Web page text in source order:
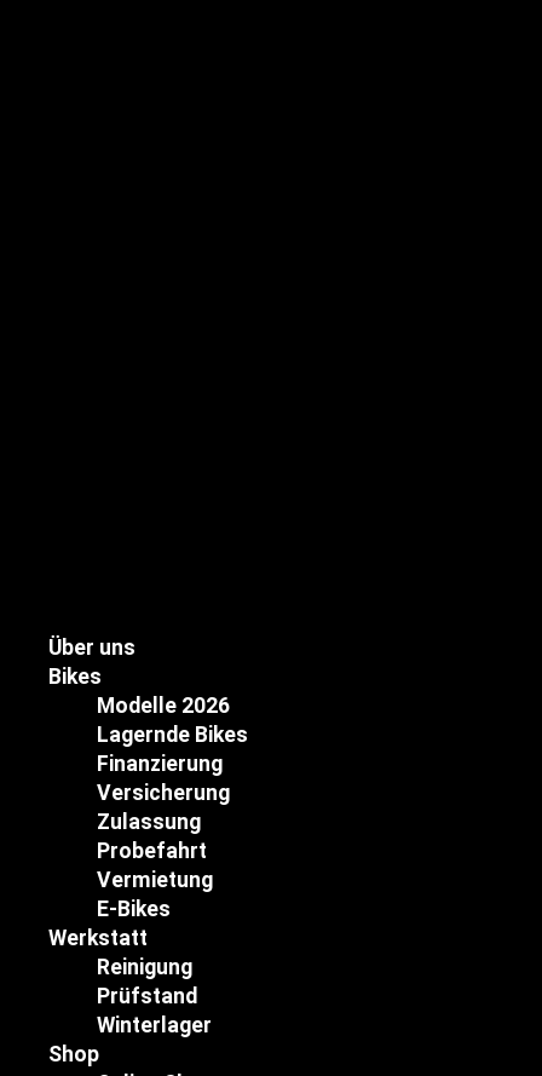
Über uns
Bikes
Modelle 2026
Lagernde Bikes
Finanzierung
Versicherung
Zulassung
Probefahrt
Vermietung
E-Bikes
Werkstatt
Reinigung
Prüfstand
Winterlager
Shop